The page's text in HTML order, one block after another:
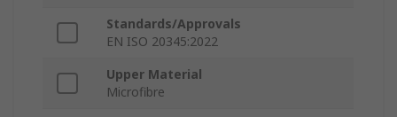
Standards/Approvals
EN ISO 20345:2022
Upper Material
Microfibre